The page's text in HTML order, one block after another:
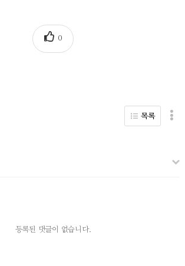
0
목록
등록된 댓글이 없습니다.